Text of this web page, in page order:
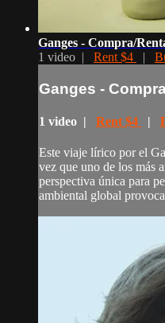
Ganges - Compra/
1 video | Rent $4 |
Ganges -
1 video | Rent $4 |
Este viaje lírico por el
vez que uno de los más
perspectiva única para
ambiental global